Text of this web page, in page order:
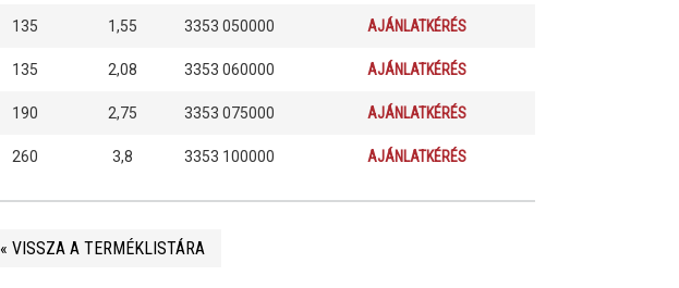
135 1,55 3353 050000 AJÁNLATKÉRÉS
135 2,08 3353 060000 AJÁNLATKÉRÉS
190 2,75 3353 075000 AJÁNLATKÉRÉS
260 3,8 3353 100000 AJÁNLATKÉRÉS
« VISSZA A TERMÉKLISTÁRA